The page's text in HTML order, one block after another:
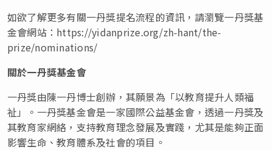
如欲了解更多有關一丹獎提名流程的資訊，請瀏覽一丹獎基
金會網站：https://yidanprize.org/zh-hant/the-
prize/nominations/
關於一丹獎基金會
一丹獎由陳一丹博士創辦，其願景為「以教育提升人類福
祉」。一丹獎基金會是一家國際公益基金會，透過一丹獎及
其教育家網絡，支持教育理念發展及實踐，尤其是能夠正面
影響生命、教育體系及社會的項目。